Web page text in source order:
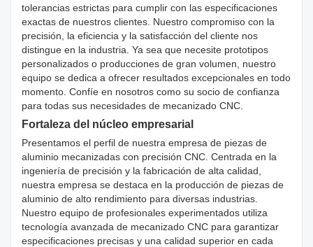
tolerancias estrictas para cumplir con las especificaciones
exactas de nuestros clientes. Nuestro compromiso con la
precisión, la eficiencia y la satisfacción del cliente nos
distingue en la industria. Ya sea que necesite prototipos
personalizados o producciones de gran volumen, nuestro
equipo se dedica a ofrecer resultados excepcionales en todo
momento. Confíe en nosotros como su socio de confianza
para todas sus necesidades de mecanizado CNC.
Fortaleza del núcleo empresarial
Presentamos el perfil de nuestra empresa de piezas de
aluminio mecanizadas con precisión CNC. Centrada en la
ingeniería de precisión y la fabricación de alta calidad,
nuestra empresa se destaca en la producción de piezas de
aluminio de alto rendimiento para diversas industrias.
Nuestro equipo de profesionales experimentados utiliza
tecnología avanzada de mecanizado CNC para garantizar
especificaciones precisas y una calidad superior en cada